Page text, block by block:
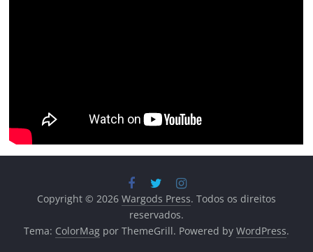
Copyright © 2026 Wargods Press. Todos os direitos
reservados.
Tema: ColorMagpor ThemeGrill. Powered by WordPress.